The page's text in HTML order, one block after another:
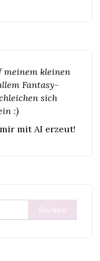
meinem kleinen
Fantasy-
sich
:)
mit AI erzeut!